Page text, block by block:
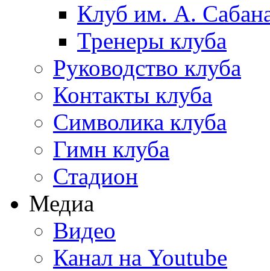
Клуб им. А.
Тренеры клуба
Руководство клуба
Контакты клуба
Символика клуба
Гимн клуба
Стадион
Медиа
Видео
Канал на Youtube